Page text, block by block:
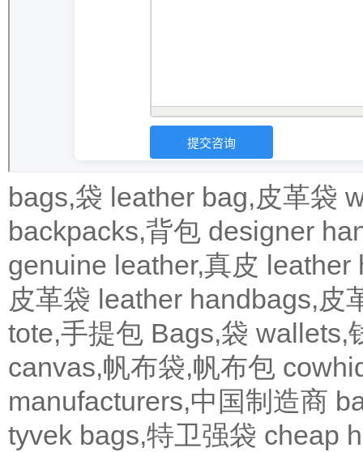
bags,袋 leather bag,皮革袋
backpacks,背包 designer
genuine leather,真皮 leather
皮革袋 leather handbags,皮
tote,手提包 Bags,袋 wallets,
canvas,帆布袋,帆布包
manufacturers,中国制造商
tyvek bags,特卫强袋 cheap